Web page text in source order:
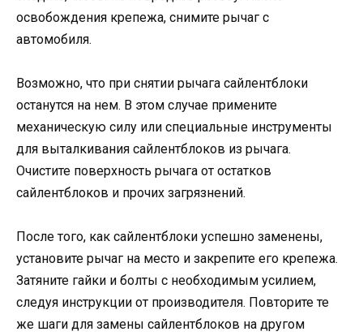
освобождения крепежа, снимите рычаг с
автомобиля.
Возможно, что при снятии рычага сайлентблоки
останутся на нем. В этом случае примените
механическую силу или специальные инструменты
для выталкивания сайлентблоков из рычага.
Очистите поверхность рычага от остатков
сайлентблоков и прочих загрязнений.
После того, как сайлентблоки успешно заменены,
установите рычаг на место и закрепите его крепежа.
Затяните гайки и болты с необходимым усилием,
следуя инструкции от производителя. Повторите те
же шаги для замены сайлентблоков на другом